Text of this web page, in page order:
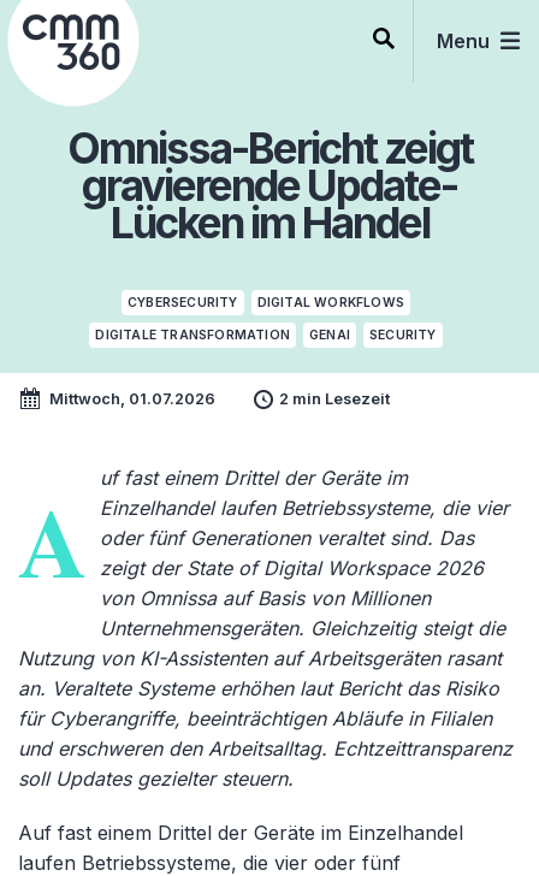
Skip
to
content
Menu
Omnissa-Bericht zeigt
gravierende Update-
Lücken im Handel
CYBERSECURITY DIGITAL WORKFLOWS
DIGITALE TRANSFORMATION GENAI SECURITY
Mittwoch, 01.07.2026 2 min Lesezeit
A
uf fast einem Drittel der Geräte im
Einzelhandel laufen Betriebssysteme, die vier
oder fünf Generationen veraltet sind. Das
zeigt der State of Digital Workspace 2026
von Omnissa auf Basis von Millionen
Unternehmensgeräten. Gleichzeitig steigt die
Nutzung von KI-Assistenten auf Arbeitsgeräten rasant
an. Veraltete Systeme erhöhen laut Bericht das Risiko
für Cyberangriffe, beeinträchtigen Abläufe in Filialen
und erschweren den Arbeitsalltag. Echtzeittransparenz
soll Updates gezielter steuern.
Auf fast einem Drittel der Geräte im Einzelhandel
laufen Betriebssysteme, die vier oder fünf